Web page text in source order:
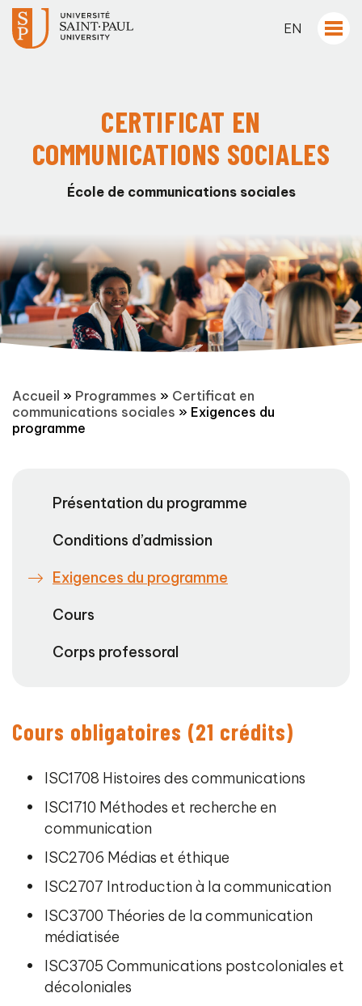
EN
CERTIFICAT EN
COMMUNICATIONS SOCIALES
École de communications sociales
Accueil » Programmes » Certificat en
communications sociales » Exigences du
programme
Présentation du programme
Conditions d’admission
Exigences du programme
Cours
Corps professoral
Cours obligatoires (21 crédits)
ISC1708 Histoires des communications
ISC1710 Méthodes et recherche en
communication
ISC2706 Médias et éthique
ISC2707 Introduction à la communication
ISC3700 Théories de la communication
médiatisée
ISC3705 Communications postcoloniales et
décoloniales